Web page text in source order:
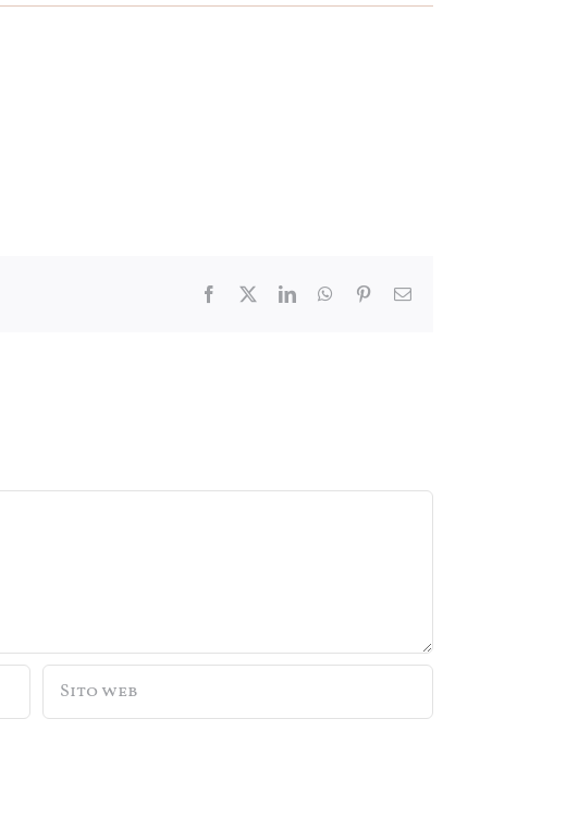
Facebook
TwitterLinkedInWhatsApp
PinterestEmail